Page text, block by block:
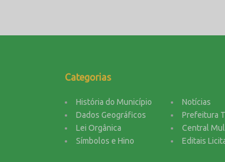
Categorias
História do Município
Dados Geográficos
Lei Orgânica
Símbolos e Hino
Notícias
Prefeitura
Central
Editais